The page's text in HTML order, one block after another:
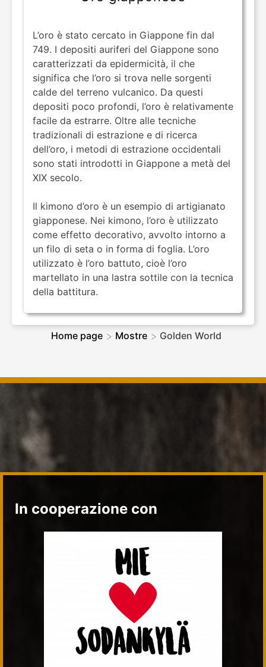
L’oro è stato cercato in Giappone fin dal
749. I depositi auriferi del Giappone sono
caratterizzati da epidermicità, il che
significa che l’oro si trova nelle sorgenti
calde del terreno vulcanico. Da questi
depositi poco profondi, l’oro è relativamente
facile da estrarre. Oltre alle tecniche
tradizionali di estrazione e di ricerca
dell’oro, i metodi di estrazione occidentali
sono stati introdotti in Giappone a metà del
XIX secolo.
Il kimono d’oro è un esempio di artigianato
giapponese. Nei kimono, l’oro è utilizzato
come effetto decorativo, avvolto intorno a
un filo di seta o in forma di foglia. L’oro
utilizzato è l’oro battuto, cioè l’oro
martellato in una lastra sottile con la tecnica
della battitura.
Home page > Mostre > Golden World
In cooperazione con